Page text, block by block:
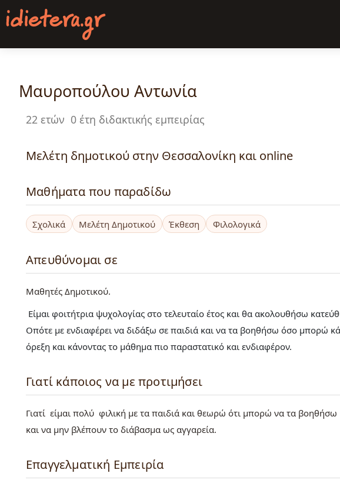
Παράκαμψη
προς
κυρίως
Μαυροπούλου Αντωνία
22 ετών 0 έτη διδακτικής εμπειρίας
Μελέτη δημοτικού στην Θεσσαλονίκη και online
Μαθήματα που παραδίδω
Σχολικά Μελέτη Δημοτικού Έκθεση Φιλολογικά
Απευθύνομαι σε
Μαθητές Δημοτικού
Είμαι φοιτήτρια ψυχολογίας στο τελευταίο έτος και θα ακολουθήσω
Οπότε με ενδιαφέρει να διδάξω σε παιδιά και να τα βοηθήσω όσο μπορώ
όρεξη και κάνοντας το μάθημα πιο παραστατικό και ενδιαφέρον.
Γιατί κάποιος να με προτιμήσει
Γιατί είμαι πολύ φιλική με τα παιδιά και θεωρώ ότι μπορώ να τα
και να μην βλέπουν το διάβασμα ως αγγαρεία.
Επαγγελματική Εμπειρία